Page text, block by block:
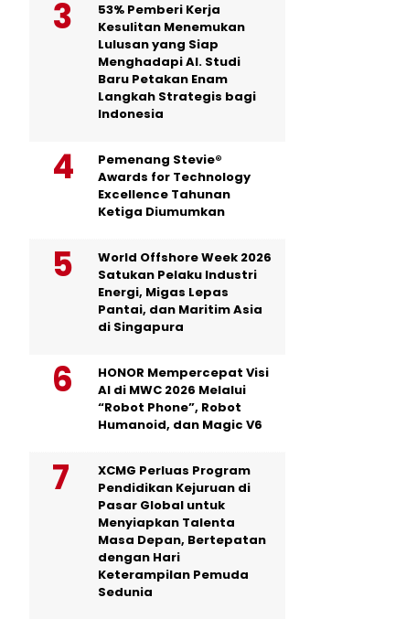
53% Pemberi Kerja
Kesulitan Menemukan
Lulusan yang Siap
Menghadapi AI. Studi
Baru Petakan Enam
Langkah Strategis bagi
Indonesia
Pemenang Stevie®
Awards for Technology
Excellence Tahunan
Ketiga Diumumkan
World Offshore Week 2026
Satukan Pelaku Industri
Energi, Migas Lepas
Pantai, dan Maritim Asia
di Singapura
HONOR Mempercepat Visi
AI di MWC 2026 Melalui
“Robot Phone”, Robot
Humanoid, dan Magic V6
XCMG Perluas Program
Pendidikan Kejuruan di
Pasar Global untuk
Menyiapkan Talenta
Masa Depan, Bertepatan
dengan Hari
Keterampilan Pemuda
Sedunia